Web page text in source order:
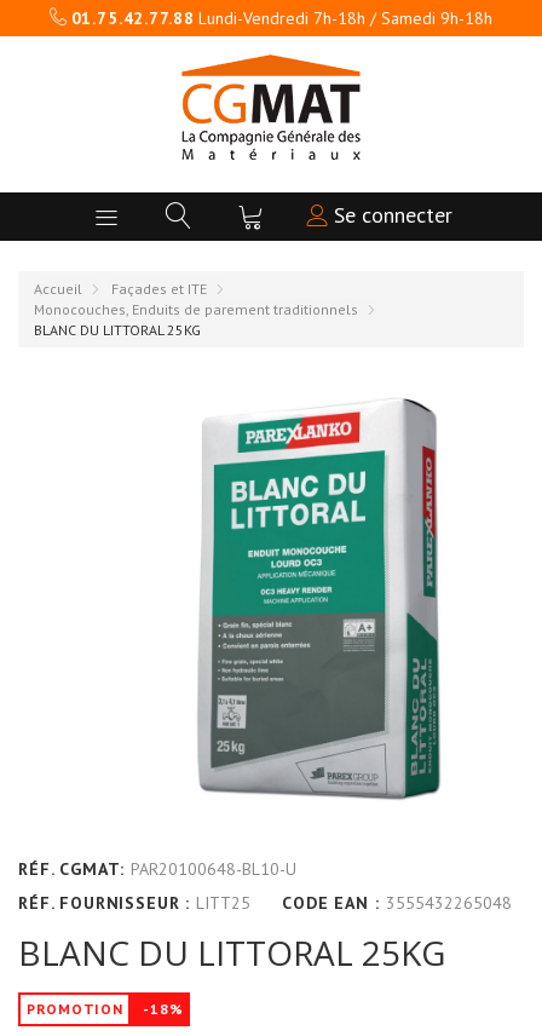
01.75.42.77.88 Lundi-Vendredi 7h-18h / Samedi 9h-18h
Se connecter
Accueil
Façades et ITE
Monocouches, Enduits de parement traditionnels
BLANC DU LITTORAL 25KG
RÉF. CGMAT: PAR20100648-BL10-U
RÉF. FOURNISSEUR : LITT25 CODE EAN : 3555432265048
BLANC DU LITTORAL 25KG
PROMOTION -18%